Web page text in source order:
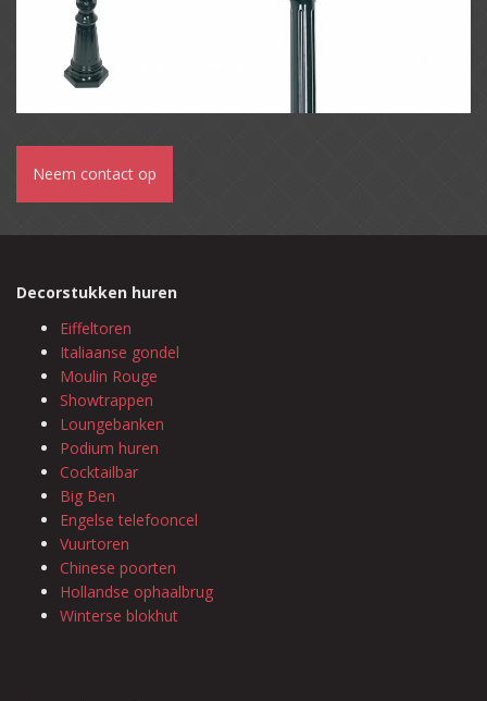
Neem contact op
Decorstukken huren
Eiffeltoren
Italiaanse gondel
Moulin Rouge
Showtrappen
Loungebanken
Podium huren
Cocktailbar
Big Ben
Engelse telefooncel
Vuurtoren
Chinese poorten
Hollandse ophaalbrug
Winterse blokhut